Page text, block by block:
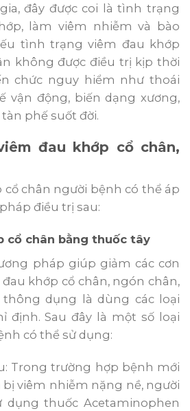
đây được coi là tình trạng
làm viêm nhiễm và bào
tình trạng viêm đau khớp
không được điều trị kịp thời
chức nguy hiểm như thoái
vận động, biến dạng xương,
phế suốt đời.
đau khớp cổ chân,
chân người bệnh có thể áp
điều trị sau:
cổ chân bằng thuốc tây
pháp giúp giảm các cơn
khớp cổ chân, ngón chân,
thông dụng là dùng các loại
định. Sau đây là một số loại
có thể sử dụng:
Trong trường hợp bệnh mới
viêm nhiễm nặng nề, người
dụng thuốc Acetaminophen